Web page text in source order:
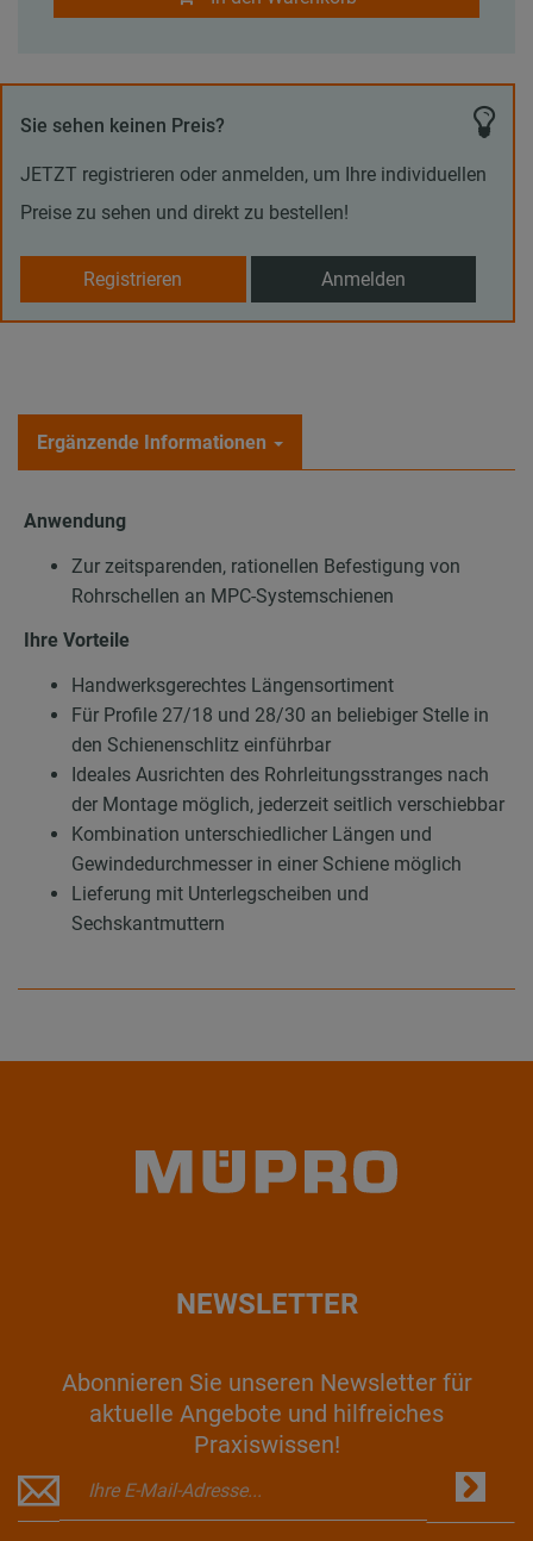
Sie sehen keinen Preis?
JETZT registrieren oder anmelden, um Ihre individuellen
Preise zu sehen und direkt zu bestellen!
Registrieren Anmelden
Ergänzende Informationen
Anwendung
Zur zeitsparenden, rationellen Befestigung von
Rohrschellen an MPC-Systemschienen
Ihre Vorteile
Handwerksgerechtes Längensortiment
Für Profile 27/18 und 28/30 an beliebiger Stelle in
den Schienenschlitz einführbar
Ideales Ausrichten des Rohrleitungsstranges nach
der Montage möglich, jederzeit seitlich verschiebbar
Kombination unterschiedlicher Längen und
Gewindedurchmesser in einer Schiene möglich
Lieferung mit Unterlegscheiben und
Sechskantmuttern
NEWSLETTER
Abonnieren Sie unseren Newsletter für
aktuelle Angebote und hilfreiches
Praxiswissen!